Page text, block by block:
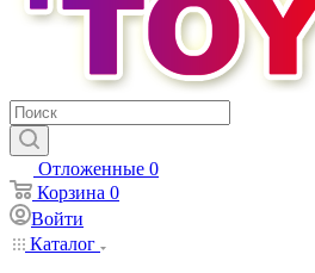
Отложенные 0
Корзина 0
Войти
Каталог